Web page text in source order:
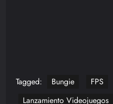
Tagged: Bungie
FPS
Lanzamiento Videojuegos